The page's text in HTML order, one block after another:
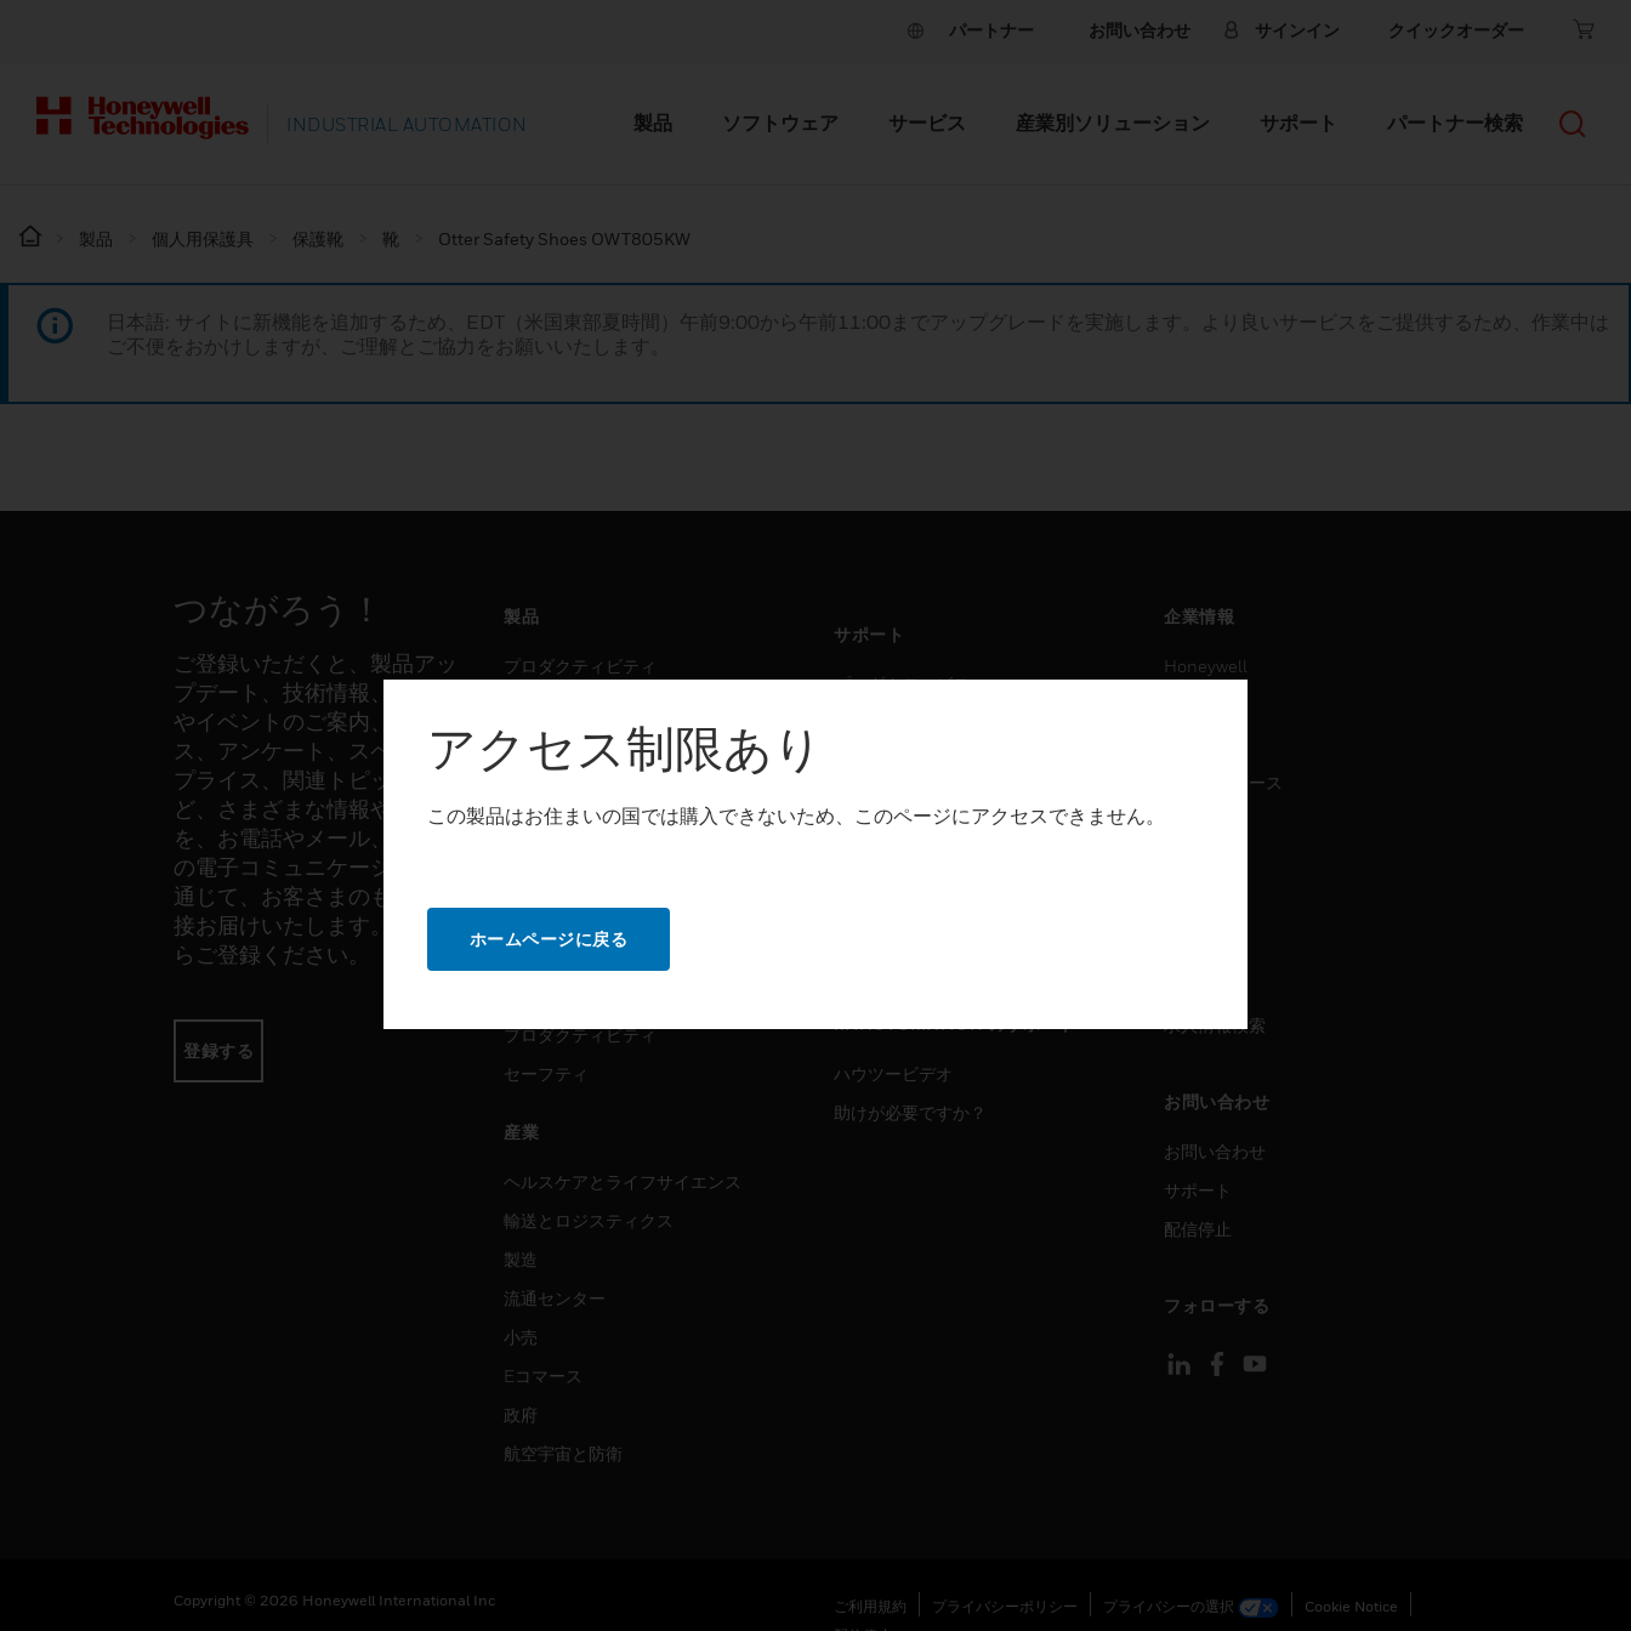
パートナー お問い合わせ サインイン クイックオーダー
INDUSTRIAL AUTOMATION 製品 ソフトウェア サービス 産業別ソリューション サポート パートナー検索
製品 個人用保護具 保護靴 靴 Otter Safety Shoes OWT805KW
日本語: サイトに新機能を追加するため、EDT（米国東部夏時間）午前9:00から午前11:00までアップグレードを実施します。より良いサービスをご提供するため、作業中は
ご不便をおかけしますが、ご理解とご協力をお願いいたします。
つながろう！
ご登録いただくと、製品アッ
プデート、技術情報、新製品
やイベントのご案内、ニュー
ス、アンケート、スペシャル
プライス、関連トピックな
ど、さまざまな情報やご案内
を、お電話やメール、その他
の電子コミュニケーションを
通じて、お客さまのもとへ直
接お届けいたします。以下か
らご登録ください。
登録する
製品
プロダクティビティ
センシング・ソリューション
ソフトウェア
セーフティ
プロダクティビティ
セーフティ
産業
ヘルスケアとライフサイエンス
輸送とロジスティクス
製造
流通センター
小売
Eコマース
政府
航空宇宙と防衛
サポート
プロダクティビティ
ハウツービデオ
助けが必要ですか？
企業情報
Honeywell
プレスリリース
求人情報検索
お問い合わせ
お問い合わせ
サポート
配信停止
フォローする
Copyright © 2026 Honeywell International Inc ご利用規約 プライバシーポリシー プライバシーの選択
Cookie Notice
アクセス制限あり
この製品はお住まいの国では購入できないため、このページにアクセスできません。
ホームページに戻る